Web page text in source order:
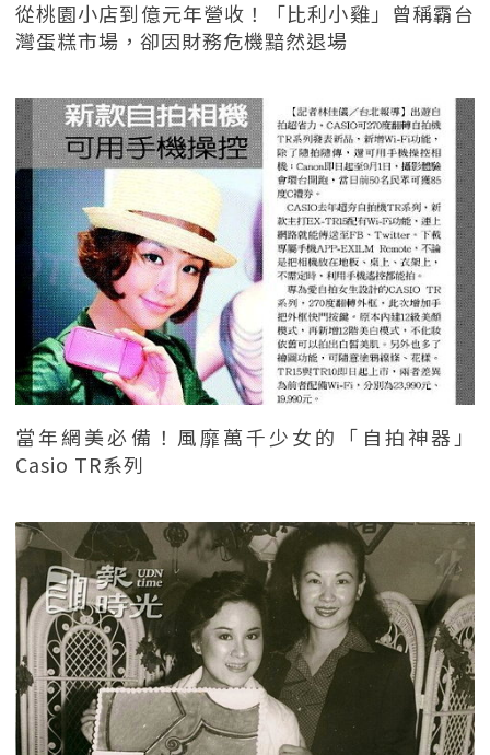
從桃園小店到億元年營收！「比利小雞」曾稱霸台
灣蛋糕市場，卻因財務危機黯然退場
當年網美必備！風靡萬千少女的「自拍神器」
Casio TR系列